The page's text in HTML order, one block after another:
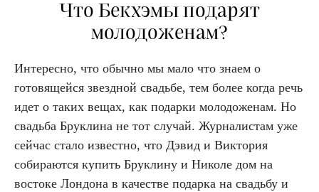
Что Бекхэмы подарят
молодоженам?
Интересно, что обычно мы мало что знаем о
готовящейся звездной свадьбе, тем более когда речь
идет о таких вещах, как подарки молодоженам. Но
свадьба Бруклина не тот случай. Журналистам уже
сейчас стало известно, что Дэвид и Виктория
собираются купить Бруклину и Николе дом на
востоке Лондона в качестве подарка на свадьбу и